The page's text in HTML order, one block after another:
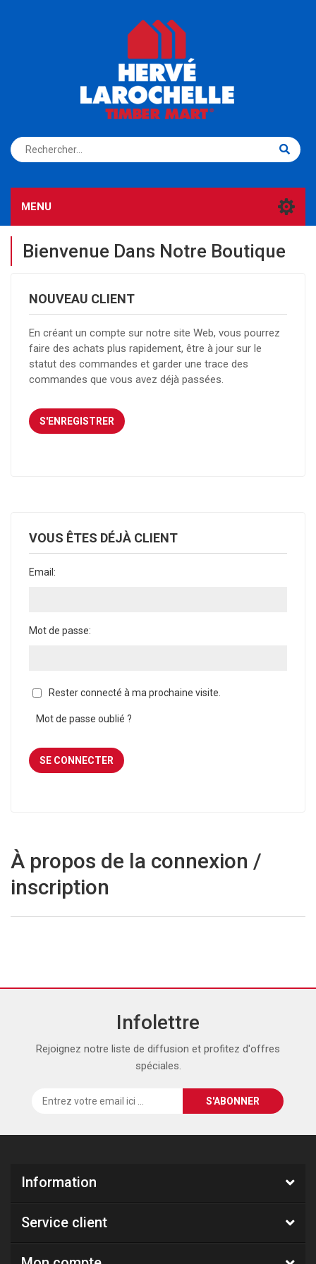
S'ENREGISTRER CONNEXION
MENU
Bienvenue Dans Notre Boutique
NOUVEAU CLIENT
En créant un compte sur notre site Web, vous pourrez
faire des achats plus rapidement, être à jour sur le
statut des commandes et garder une trace des
commandes que vous avez déjà passées.
VOUS ÊTES DÉJÀ CLIENT
Email:
Mot de passe:
Rester connecté à ma prochaine visite.
Mot de passe oublié ?
À propos de la connexion /
inscription
Infolettre
Rejoignez notre liste de diffusion et profitez d'offres
spéciales.
Information
Service client